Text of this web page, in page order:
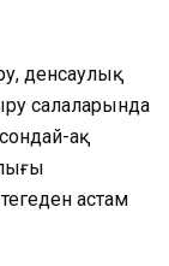
денсаулық
салаларында
ақ
астам